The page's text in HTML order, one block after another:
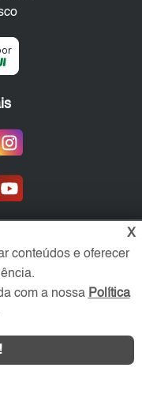
Contatar
X
conteúdos e oferecer
com a nossa Política